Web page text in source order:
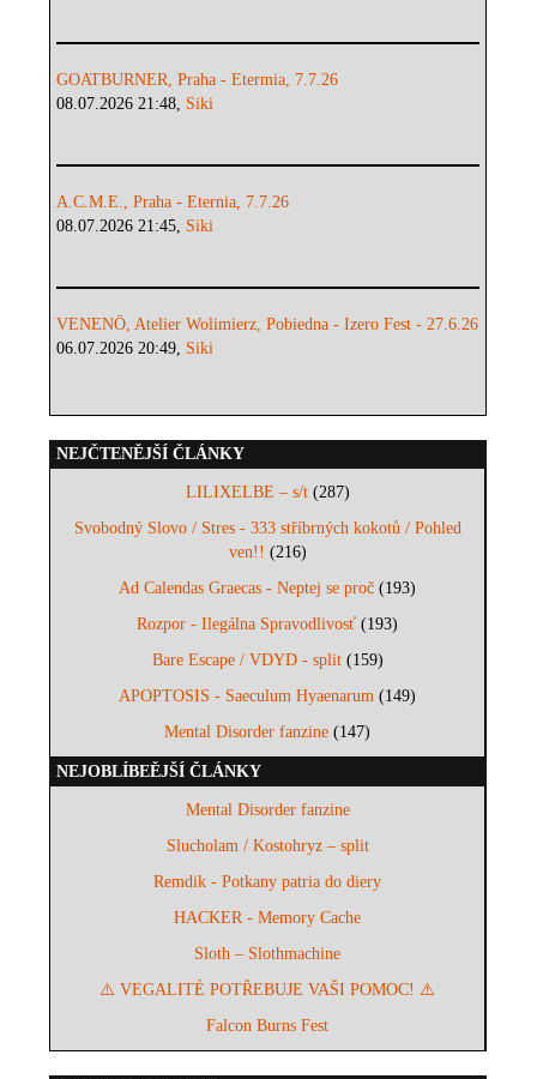
GOATBURNER, Praha - Etermia, 7.7.26
08.07.2026 21:48, Siki
A.C.M.E., Praha - Eternia, 7.7.26
08.07.2026 21:45, Siki
VENENÖ, Atelier Wolimierz, Pobiedna - Izero Fest - 27.6.26
06.07.2026 20:49, Siki
NEJČTENĚJŠÍ ČLÁNKY
LILIXELBE – s/t(287)
Svobodný Slovo / Stres - 333 stříbrných kokotů / Pohled
ven!! (216)
Ad Calendas Graecas - Neptej se proč (193)
Rozpor - Ilegálna Spravodlivosť (193)
Bare Escape / VDYD - split(159)
APOPTOSIS - Saeculum Hyaenarum (149)
Mental Disorder fanzine (147)
NEJOBLÍBEĚJŠÍ ČLÁNKY
Mental Disorder fanzine
Slucholam / Kostohryz – split
Remdik - Potkany patria do diery
HACKER - Memory Cache
Sloth – Slothmachine
⚠️ VEGALITÉ POTŘEBUJE VAŠI POMOC! ⚠️
Falcon Burns Fest